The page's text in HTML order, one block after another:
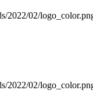
2022/02/
2022/02/